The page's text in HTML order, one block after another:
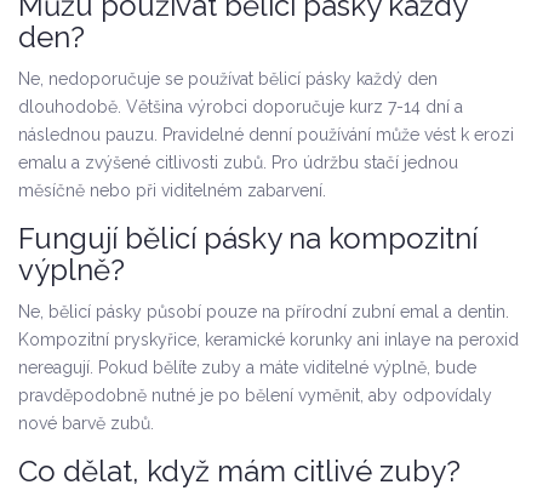
den?
Ne, nedoporučuje se používat bělicí pásky každý den
dlouhodobě. Většina výrobci doporučuje kurz 7-14 dní a
následnou pauzu. Pravidelné denní používání může vést k erozi
emalu a zvýšené citlivosti zubů. Pro údržbu stačí jednou
měsíčně nebo při viditelném zabarvení.
Fungují bělicí pásky na kompozitní
výplně?
Ne, bělicí pásky působí pouze na přírodní zubní emal a dentin.
Kompozitní pryskyřice, keramické korunky ani inlaye na peroxid
nereagují. Pokud bělíte zuby a máte viditelné výplně, bude
pravděpodobně nutné je po bělení vyměnit, aby odpovídaly
nové barvě zubů.
Co dělat, když mám citlivé zuby?